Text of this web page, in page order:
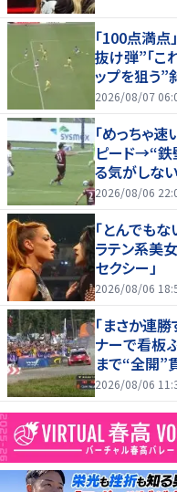
「100点満
抜け弾”「こ
ップを狙う”
2026/08/07
「めっちゃ
ピード→“鉄
る気がしな
セーブ
2026/08/06
「とんでも
ラテン系美
セクシー」
2026/08/06
「まさか連
ナーで看板
まで“全開”
2026/08/06